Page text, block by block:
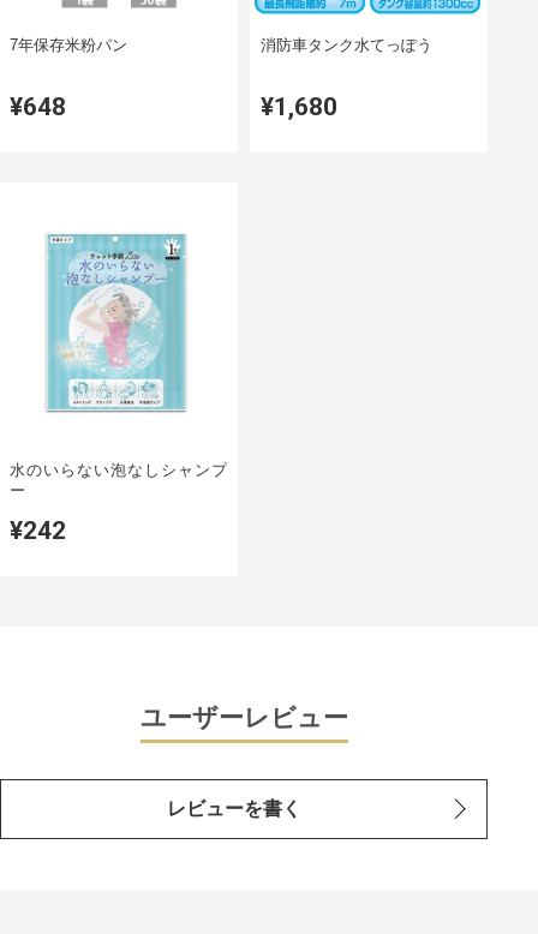
7年保存米粉パン
¥648
消防車タンク水てっぽう
¥1,680
水のいらない泡なしシャンプ
ー
¥242
ユーザーレビュー
レビューを書く